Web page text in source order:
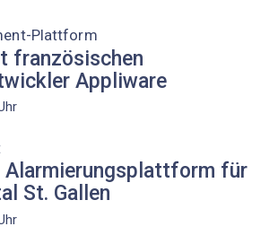
Plattform
französischen
Appliware
Alarmierungsplattform für
St. Gallen